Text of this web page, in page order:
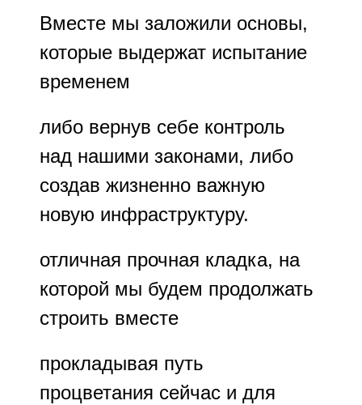
Вместе мы заложили основы,
которые выдержат испытание
временем
либо вернув себе контроль
над нашими законами, либо
создав жизненно важную
новую инфраструктуру.
отличная прочная кладка, на
которой мы будем продолжать
строить вместе
прокладывая путь
процветания сейчас и для